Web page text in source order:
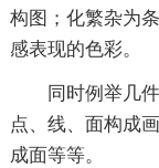
构图；化繁杂为
感表现的色彩。
同时例举几
点、线、面构成
成面等等。